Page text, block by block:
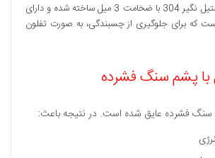
کف وان از ورق استیل نگیر 304 با ضخامت 3 میل ساخته شده و دارای
متر است که برای جلوگیری از چسبندگی، به‌ صورت تفلون
با پشم سنگ فشرده
سنگ فشرده عایق شده است. در نتیجه باعث: